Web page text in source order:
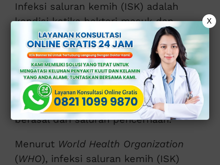
Infeksi saluran kemih (ISK) adalah
kondisi ketika bakteri masuk dan
berkembang di saluran kemih, seperti
uretra, kandung kemih, atau bahkan
ginjal.
Sebagian besar kasus di sebabkan oleh
bakteriEscherichia coli(E. coli) yang
berasal dari saluran pencernaan.
Menurut World Health Organization
(WHO), infeksi saluran kemih (ISK)
X